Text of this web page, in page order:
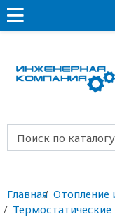
Главная Отопление